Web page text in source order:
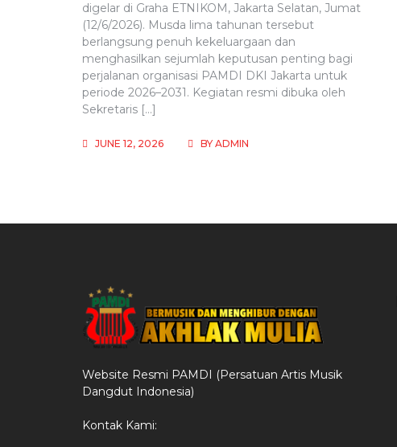
digelar di Graha ETNIKOM, Jakarta Selatan, Jumat
(12/6/2026). Musda lima tahunan tersebut
berlangsung penuh kekeluargaan dan
menghasilkan sejumlah keputusan penting bagi
perjalanan organisasi PAMDI DKI Jakarta untuk
periode 2026–2031. Kegiatan resmi dibuka oleh
Sekretaris […]
JUNE 12, 2026 BY ADMIN
Website Resmi PAMDI (Persatuan Artis Musik
Dangdut Indonesia)
Kontak Kami: